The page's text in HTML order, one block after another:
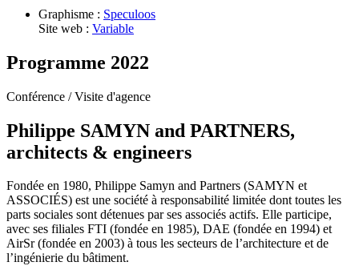
Graphisme : Speculoos
Site web : Variable
Programme 2022
Conférence /Visite d'agence
Philippe SAMYN and PARTNERS,
architects & engineers
Fondée en 1980, Philippe Samyn and Partners (SAMYN et
ASSOCIÉS) est une société à responsabilité limitée dont toutes les
parts sociales sont détenues par ses associés actifs. Elle participe,
avec ses filiales FTI (fondée en 1985), DAE (fondée en 1994) et
AirSr (fondée en 2003) à tous les secteurs de l’architecture et de
l’ingénierie du bâtiment.